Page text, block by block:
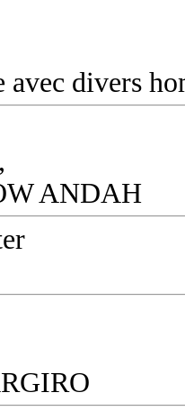
avec divers
ANDAH